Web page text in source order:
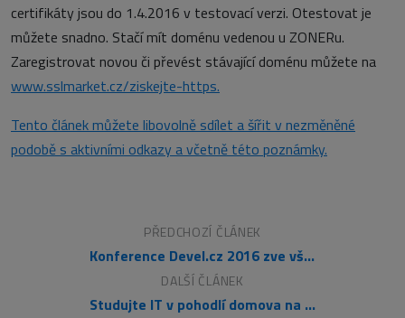
certifikáty jsou do 1.4.2016 v testovací verzi. Otestovat je
můžete snadno. Stačí mít doménu vedenou u ZONERu.
Zaregistrovat novou či převést stávající doménu můžete na
www.sslmarket.cz/ziskejte-https.
Tento článek můžete libovolně sdílet a šířit v nezměněné
podobě s aktivními odkazy a včetně této poznámky.
PŘEDCHOZÍ ČLÁNEK
Konference Devel.cz 2016 zve všechny webové vývojáře
DALŠÍ ČLÁNEK
Studujte IT v pohodlí domova na Microsoft Virtual Academy